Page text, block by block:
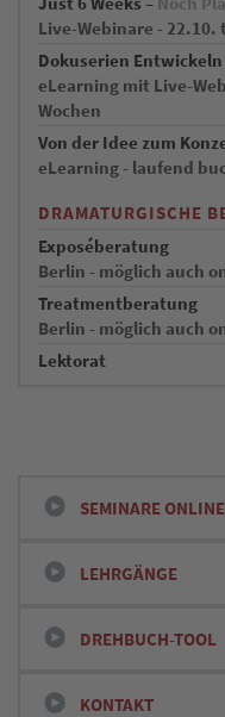
Live-Webinare - 22.10.
Dokuserien Entwickeln
eLearning mit Live-
Wochen
Von der Idee zum
eLearning - laufend
DRAMATURGISCHE
Exposéberatung
Berlin - möglich auch
Treatmentberatung
Berlin - möglich auch
Lektorat
SEMINARE ONLINE
LEHRGÄNGE
DREHBUCH-TOOL
KONTAKT